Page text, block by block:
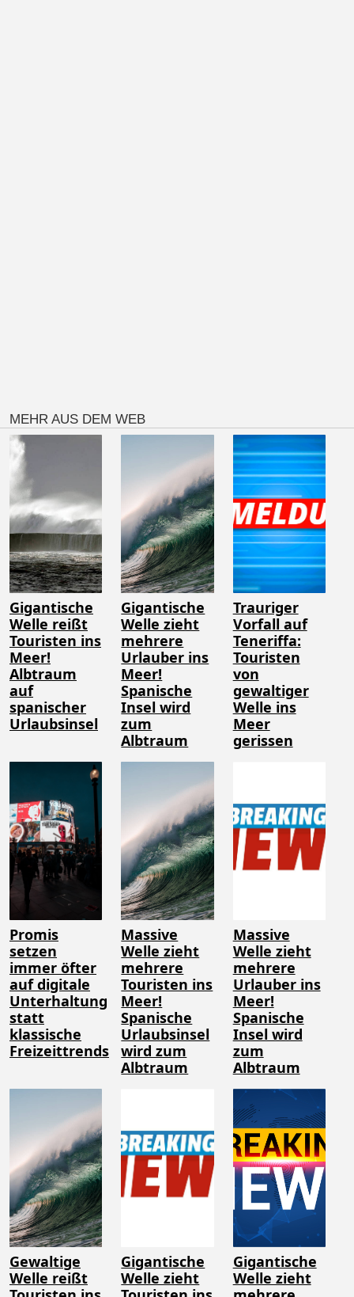
MEHR AUS DEM WEB
Gigantische
Welle reißt
Touristen ins
Meer!
Albtraum
auf
spanischer
Urlaubsinsel
Gigantische
Welle zieht
mehrere
Urlauber ins
Meer!
Spanische
Insel wird
zum
Albtraum
Trauriger
Vorfall auf
Teneriffa:
Touristen
von
gewaltiger
Welle ins
Meer
gerissen
Promis
setzen
immer öfter
auf digitale
Unterhaltung
statt
klassische
Freizeittrends
Massive
Welle zieht
mehrere
Touristen ins
Meer!
Spanische
Urlaubsinsel
wird zum
Albtraum
Massive
Welle zieht
mehrere
Urlauber ins
Meer!
Spanische
Insel wird
zum
Albtraum
Gewaltige
Welle reißt
Gigantische
Welle zieht
Gigantische
Welle zieht